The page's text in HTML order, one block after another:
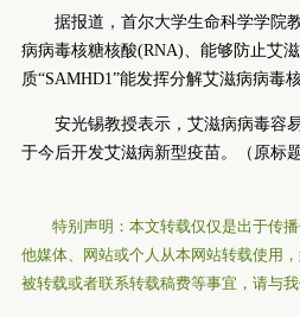
据报道，首尔大学生命科学学院
病病毒核糖核酸(RNA)、能够防止艾
质“SAMHD1”能发挥分解艾滋病病毒
安光锡教授表示，艾滋病病毒容
于今后开发艾滋病新型疫苗。（原标
特别声明：本文转载仅仅是出于传
他媒体、网站或个人从本网站转载使用
被转载或者联系转载稿费等事宜，请与我